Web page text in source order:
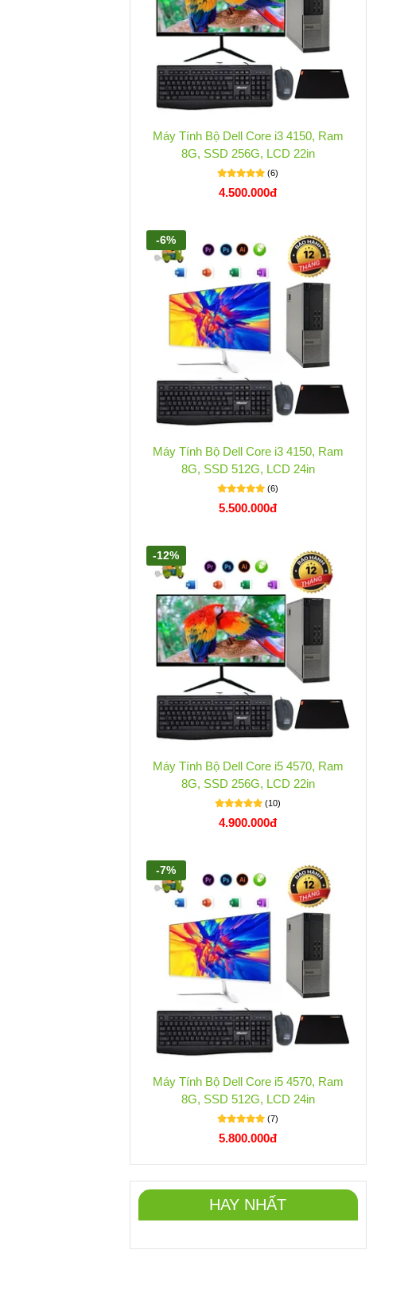
Máy Tính Bộ Dell Core i3 4150, Ram
8G, SSD 256G, LCD 22in
(6)
4.500.000đ
Máy Tính Bộ Dell Core i3 4150, Ram
8G, SSD 512G, LCD 24in
(6)
5.500.000đ
-6%
Máy Tính Bộ Dell Core i5 4570, Ram
8G, SSD 256G, LCD 22in
(10)
4.900.000đ
-12%
Máy Tính Bộ Dell Core i5 4570, Ram
8G, SSD 512G, LCD 24in
(7)
5.800.000đ
-7%
HAY NHẤT